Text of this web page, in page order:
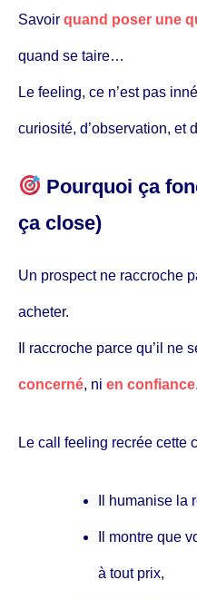
Savoir quand poser une
quand se taire…
Le feeling, ce n’est pas
curiosité, d’observation, et
Pourquoi ça
ça close)
Un prospect ne raccroche
acheter.
Il raccroche parce qu’il ne
concerné, ni en confiance.
Le call feeling recrée cette
Il humanise la
Il montre que
à tout prix,